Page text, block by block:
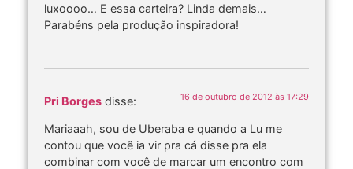
luxoooo… E essa carteira? Linda demais…
Parabéns pela produção inspiradora!
Pri Borges disse: 16 de outubro de 2012 às 17:29
Mariaaah, sou de Uberaba e quando a Lu me
contou que você ia vir pra cá disse pra ela
combinar com você de marcar um encontro com